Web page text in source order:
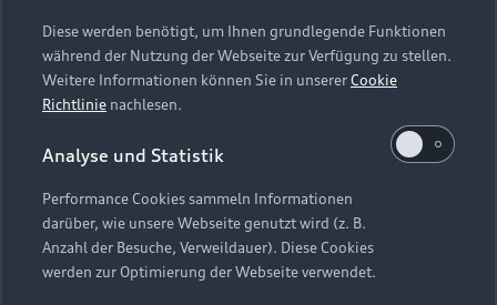
Online-Terminvereinbarung
Servicekontakt
Vertrag widerrufen
Presse & Media Center
Datenschutz
Audi erleben
Newsletter
Impressum Rechtliches
Hinweisgebersystem
Datenschutzinformation
Cookie-Einstellungen
Cookie-Richtlinie
Barrierefreiheit
Hinweis: Die aktuelle Darstellung und Anordnung der
Embleme am Fahrzeug bei allen Abbildungen auf dieser
Webseite kann abweichen.
Diese werden benötigt, um Ihnen grundlegende Funktionen
während der Nutzung der Webseite zur Verfügung zu stellen.
Weitere Informationen können Sie in unsererCookie
Richtlinie nachlesen.
Analyse und Statistik
Performance Cookies sammeln Informationen
darüber, wie unsere Webseite genutzt wird (z. B.
Anzahl der Besuche, Verweildauer). Diese Cookies
werden zur Optimierung der Webseite verwendet.